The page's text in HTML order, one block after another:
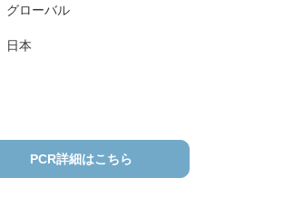
グローバル
日本
PCR詳細はこちら